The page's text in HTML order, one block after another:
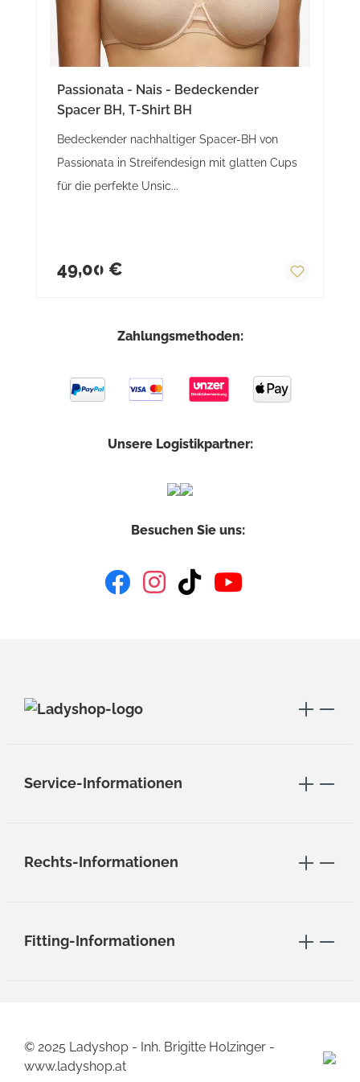
Passionata - Nais - Bedeckender
Spacer BH, T-Shirt BH
Bedeckender nachhaltiger Spacer-BH von
Passionata in Streifendesign mit glatten Cups
für die perfekte Unsic...
49,00 €
Zahlungsmethoden:
Unsere Logistikpartner:
Besuchen Sie uns:
Service-Informationen
Rechts-Informationen
Fitting-Informationen
© 2025 Ladyshop - Inh. Brigitte Holzinger -
www.ladyshop.at